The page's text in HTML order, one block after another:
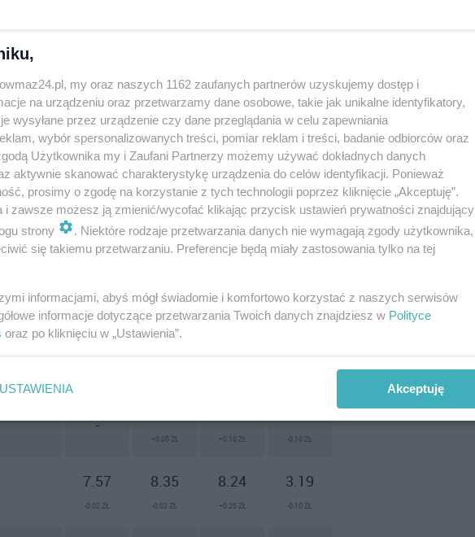
95 98 ON LPG
- - -
3.19
-0.10 ZŁ
7.57 8.47
+0.08 ZŁ
8.29 3.19
-0.02 ZŁ +0.18 ZŁ
-
-
+0.05 ZŁ +0.10 ZŁ -0.10 ZŁ
7.57
-0.02 ZŁ
8.35
-0.02 ZŁ
8.24
+0.25 ZŁ
3.19
-0.10 ZŁ
my oraz naszych 1162 zaufanych partnerów uzyskujemy dostęp i
na urządzeniu oraz przetwarzamy dane osobowe, takie jak unikalne identyfikatory,
wysyłane przez urządzenie czy dane przeglądania w celu zapewniania
wybór spersonalizowanych treści, pomiar reklam i treści, badanie odbiorców oraz
Użytkownika my i Zaufani Partnerzy możemy używać dokładnych danych
aktywnie skanować charakterystykę urządzenia do celów identyfikacji. Ponieważ
prosimy o zgodę na korzystanie z tych technologii poprzez kliknięcie „Akceptuję”.
i zawsze możesz ją zmienić/wycofać klikając przycisk ustawień prywatności znajdujący
strony
. Niektóre rodzaje przetwarzania danych nie wymagają zgody użytkownika,
się takiemu przetwarzaniu. Preferencje będą miały zastosowania tylko na tej
informacjami, abyś mógł świadomie i komfortowo korzystać z naszych serwisów
informacje dotyczące przetwarzania Twoich danych znajdziesz w Polityce
oraz po kliknięciu w „Ustawienia”.
USTAWIENIA Akceptuję